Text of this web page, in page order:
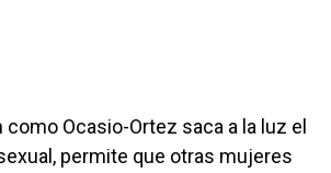
como Ocasio-Ortez saca a la luz el
permite que otras mujeres